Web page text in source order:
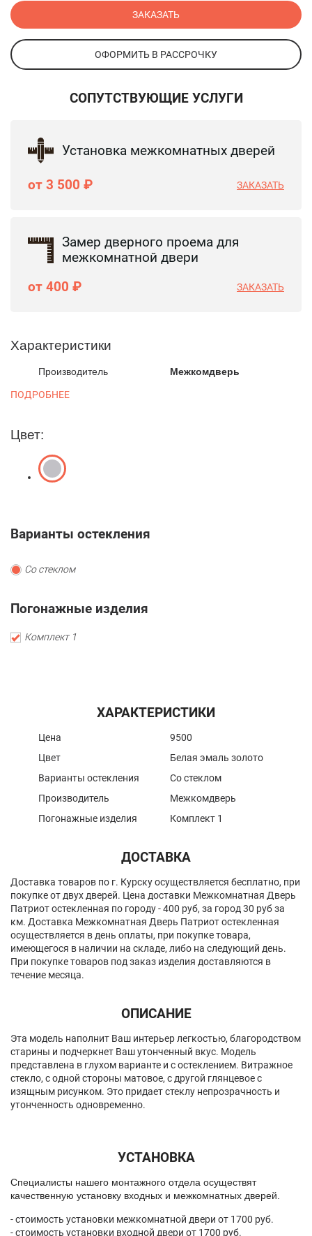
ЗАКАЗАТЬ
ОФОРМИТЬ В РАССРОЧКУ
СОПУТСТВУЮЩИЕ УСЛУГИ
Установка межкомнатных дверей
от 3 500 ₽ ЗАКАЗАТЬ
Замер дверного проема для
межкомнатной двери
от 400 ₽
ЗАКАЗАТЬ
Характеристики
Производитель Межкомдверь
ПОДРОБНЕЕ
Цвет:
Варианты остекления
Со стеклом
Погонажные изделия
Комплект 1
ХАРАКТЕРИСТИКИ
Цена
9500
Цвет
Белая эмаль золото
Варианты остекления
Со стеклом
Производитель
Межкомдверь
Погонажные изделия
Комплект 1
ДОСТАВКА
Доставка товаров по г. Курску осуществляется бесплатно, при
покупке от двух дверей. Цена доставки Межкомнатная Дверь
Патриот остекленная по городу - 400 руб, за город 30 руб за
км. Доставка Межкомнатная Дверь Патриот остекленная
осуществляется в день оплаты, при покупке товара,
имеющегося в наличии на складе, либо на следующий день.
При покупке товаров под заказ изделия доставляются в
течение месяца.
ОПИСАНИЕ
Эта модель наполнит Ваш интерьер легкостью, благородством
старины и подчеркнет Ваш утонченный вкус. Модель
представлена в глухом варианте и с остеклением. Витражное
стекло, с одной стороны матовое, с другой глянцевое с
изящным рисунком. Это придает стеклу непрозрачность и
утонченность одновременно.
УСТАНОВКА
Спeциалисты нашего монтажного отдела осуществят
качественную установку входных и межкомнатных дверей.
- стоимость установки межкомнатной двери от 1700 руб.
- стоимость установки входной двери от 1700 руб.